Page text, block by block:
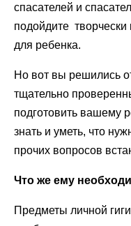
спасателей и
подойдите творчески
для ребенка.
Но вот вы решились
тщательно
подготовить вашему
знать и уметь, что
прочих вопросов
Что же ему
Предметы личной